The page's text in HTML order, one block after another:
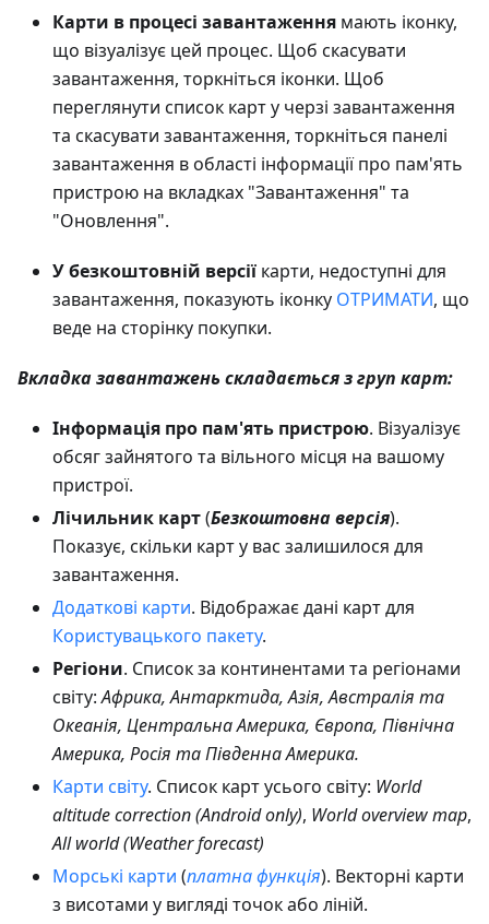
Карти в процесі завантаження мають іконку,
що візуалізує цей процес. Щоб скасувати
завантаження, торкніться іконки. Щоб
переглянути список карт у черзі завантаження
та скасувати завантаження, торкніться панелі
завантаження в області інформації про пам'ять
пристрою на вкладках "Завантаження" та
"Оновлення".
У безкоштовній версії карти, недоступні для
завантаження, показують іконку ОТРИМАТИ, що
веде на сторінку покупки.
Вкладка завантажень складається з груп карт:
Інформація про пам'ять пристрою. Візуалізує
обсяг зайнятого та вільного місця на вашому
пристрої.
Лічильник карт(Безкоштовна версія).
Показує, скільки карт у вас залишилося для
завантаження.
Додаткові карти. Відображає дані карт для
Користувацького пакету.
Регіони. Список за континентами та регіонами
світу:Африка, Антарктида, Азія, Австралія та
Океанія, Центральна Америка, Європа, Північна
Америка, Росія та Південна Америка.
Карти світу. Список карт усього світу: World
altitude correction (Android only), World overview map,
All world (Weather forecast)
Морські карти (платна функція). Векторні карти
з висотами у вигляді точок або ліній.